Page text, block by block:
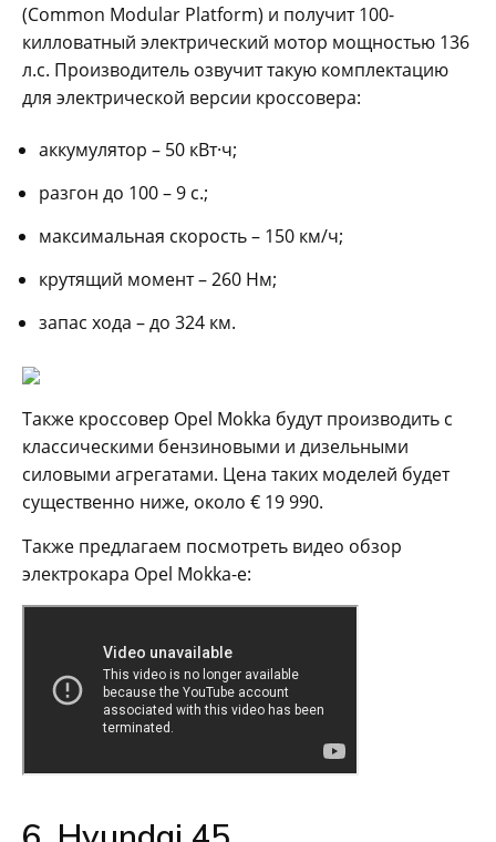
(Common Modular Platform) и получит 100-
килловатный электрический мотор мощностью 136
л.с. Производитель озвучит такую комплектацию
для электрической версии кроссовера:
аккумулятор – 50 кВт·ч;
разгон до 100 – 9 с.;
максимальная скорость – 150 км/ч;
крутящий момент – 260 Нм;
запас хода – до 324 км.
Также кроссовер Opel Mokka будут производить с
классическими бензиновыми и дизельными
силовыми агрегатами. Цена таких моделей будет
существенно ниже, около € 19 990.
Также предлагаем посмотреть видео обзор
электрокара Opel Mokka-e: